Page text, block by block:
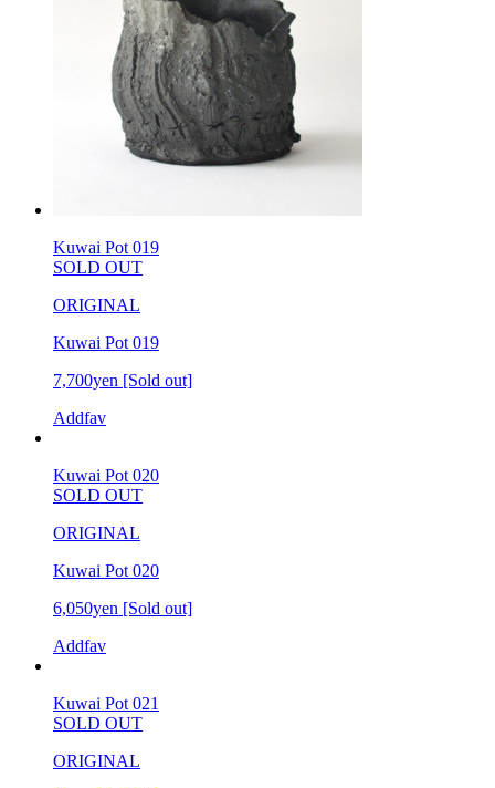
Kuwai Pot 019
SOLD OUT
ORIGINAL
Kuwai Pot 019
7,700yen [Sold out]
Addfav
Kuwai Pot 020
SOLD OUT
ORIGINAL
Kuwai Pot 020
6,050yen [Sold out]
Addfav
Kuwai Pot 021
SOLD OUT
ORIGINAL